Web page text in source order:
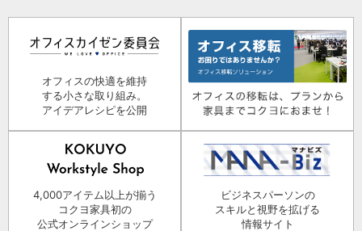
オフィスの快適を維持
する小さな取り組み。
アイデアレシピを公開
4,000アイテム以上が揃う
コクヨ家具初の
公式オンラインショップ
ビジネスパーソンの
スキルと視野を拡げる
情報サイト